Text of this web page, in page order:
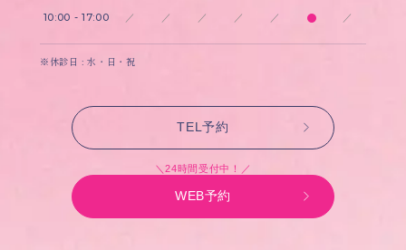
10:00 - 17:00 ／ ／ ／ ／ ／ ／
※休診日 : 水・日・祝
TEL予約
＼24時間受付中！／
WEB予約